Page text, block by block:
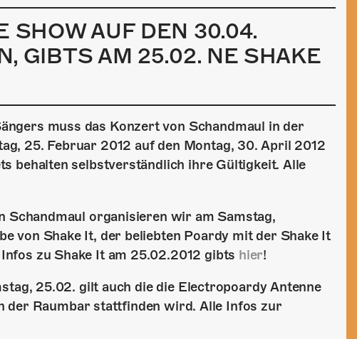
SHOW AUF DEN 30.04.
GIBTS AM 25.02. NE SHAKE
muss das Konzert von Schandmaul in der
25. Februar 2012 auf den Montag, 30. April 2012
behalten selbstverständlich ihre Gültigkeit. Alle
Schandmaul organisieren wir am Samstag,
von Shake It, der beliebten Poardy mit der Shake It
zu Shake It am 25.02.2012 gibts hier!
25.02. gilt auch die die Electropoardy Antenne
der Raumbar stattfinden wird. Alle Infos zur